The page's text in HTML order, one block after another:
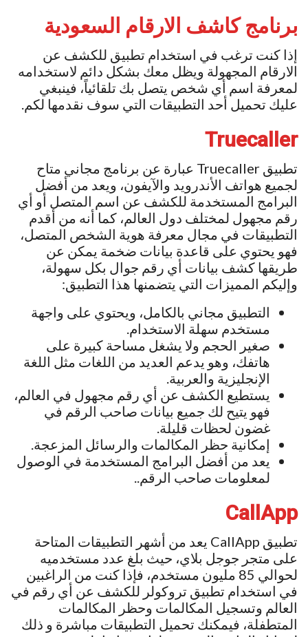
برنامج كاشف الارقام السعودية
إذا كنت ترغب في استخدام تطبيق للكشف عن
الارقام المجهولة ويظل معك بشكل دائم لاستخدامه
لمعرفة اسم أي شخص يتصل بك تلقائياً، فينبغي
عليك تحميل أحد التطبيقات التي سوف نقدمها لكم.
Truecaller
تطبيق Truecaller عبارة عن برنامج مجاني متاح
لجميع هواتف الأندرويد والآيفون، ويعد من أفضل
البرامج المستخدمة للكشف عن اسم المتصل أو أي
رقم مجهول لمختلف دول العالم، كما أنه من أقدم
التطبيقات في مجال معرفة هوية الشخص المتصل،
فهو يحتوي على قاعدة بيانات ضخمة يمكن عن
طريقها كشف بيانات أي رقم جوال بكل سهولة،
وإليكم المميزات التي يتضمنها هذا التطبيق:
التطبيق مجاني بالكامل، ويحتوي على واجهة
مستخدم سهلة الاستخدام.
صغير الحجم ولا يشغل مساحة كبيرة على
هاتفك، وهو يدعم العديد من اللغات مثل اللغة
الإنجليزية والعربية.
يستطيع الكشف عن أي رقم مجهول في العالم،
فهو يتيح لك جميع بيانات صاحب الرقم في
غضون لحظات قليلة.
إمكانية حظر المكالمات والرسائل المزعجة.
يعد من أفضل البرامج المستخدمة في الوصول
لمعلومات صاحب الرقم..
CallApp
تطبيق CallApp يعد من أشهر التطبيقات المتاحة
على متجر جوجل بلاي، حيث بلغ عدد مستخدميه
لحوالي 85 مليون مستخدم، فإذا كنت من الراغبين
في استخدام تطبيق تروكولر للكشف عن أي رقم في
العالم وتسجيل المكالمات وحظر المكالمات
المتطفلة، فيمكنك تحميل التطبيقات مباشرة و ذلك